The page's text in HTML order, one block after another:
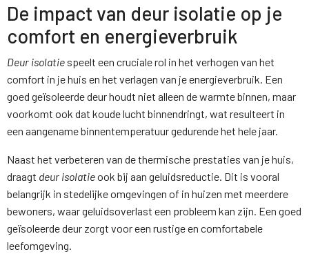
De impact van deur isolatie op je
comfort en energieverbruik
Deur isolatie speelt een cruciale rol in het verhogen van het
comfort in je huis en het verlagen van je energieverbruik. Een
goed geïsoleerde deur houdt niet alleen de warmte binnen, maar
voorkomt ook dat koude lucht binnendringt, wat resulteert in
een aangename binnentemperatuur gedurende het hele jaar.
Naast het verbeteren van de thermische prestaties van je huis,
draagt deur isolatieook bij aan geluidsreductie. Dit is vooral
belangrijk in stedelijke omgevingen of in huizen met meerdere
bewoners, waar geluidsoverlast een probleem kan zijn. Een goed
geïsoleerde deur zorgt voor een rustige en comfortabele
leefomgeving.